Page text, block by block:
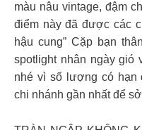
màu nâu vintage, đậm
điểm này đã được các
hậu cung” Cặp bạn
spotlight nhân ngày gió
nhé vì số lượng có hạn
chi nhánh gần nhất để